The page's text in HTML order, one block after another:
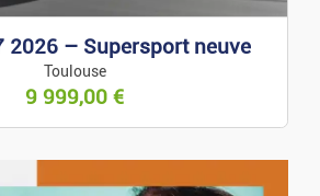
2026 – Supersport neuve
Toulouse
9 999,00 €